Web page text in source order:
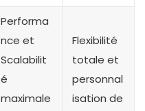
Performa
nce et
Scalabilit
é
maximale
Flexibilité
totale et
personnal
isation de